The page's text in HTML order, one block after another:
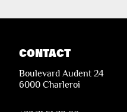
CONTACT
Boulevard Audent 24
6000 Charleroi